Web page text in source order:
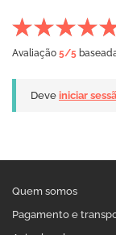
Avaliação 5/5
Deve iniciar
Quem somos
Pagamento e